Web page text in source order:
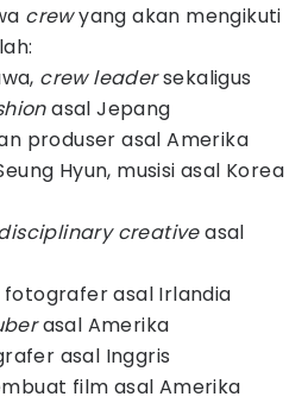
crewyang akan mengikuti
crew leadersekaligus
asal Jepang
produser asal Amerika
Hyun, musisi asal Korea
creativeasal
fotografer asal Irlandia
asal Amerika
asal Inggris
film asal Amerika